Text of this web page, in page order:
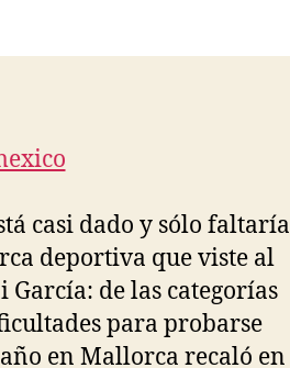
casi dado y sólo faltaría
deportiva que viste al
de las categorías
para probarse
en Mallorca recaló en